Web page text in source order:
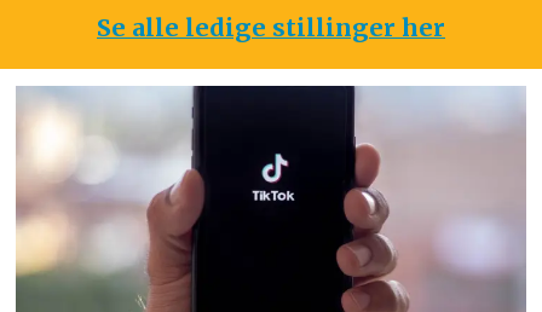
Se alle ledige stillinger her